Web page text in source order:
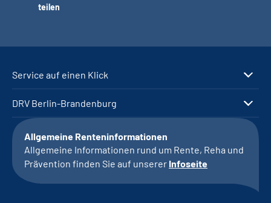
teilen
Service auf einen Klick
DRV Berlin-Brandenburg
Allgemeine Renteninformationen
Allgemeine Informationen rund um Rente, Reha und
Prävention finden Sie auf unserer Infoseite